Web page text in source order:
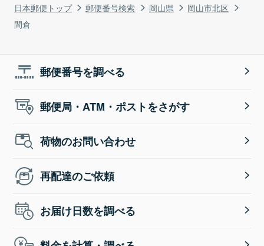
日本郵便トップ 郵便番号検索 岡山県
岡山市北区
間倉
郵便番号を調べる
郵便局・ATM・ポストをさがす
荷物のお問い合わせ
再配達のご依頼
お届け日数を調べる